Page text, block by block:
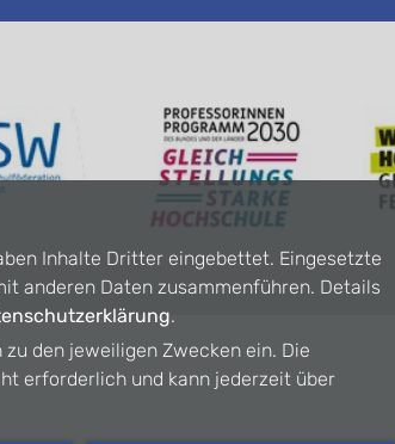
Inhalte Dritter eingebettet. Eingesetzte
anderen Daten zusammenführen. Details
.
den jeweiligen Zwecken ein. Die
erforderlich und kann jederzeit über